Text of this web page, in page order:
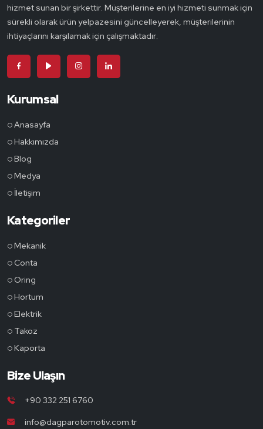
hizmet sunan bir şirkettir. Müşterilerine en iyi hizmeti sunmak için
sürekli olarak ürün yelpazesini güncelleyerek, müşterilerinin
ihtiyaçlarını karşılamak için çalışmaktadır.
Kurumsal
Anasayfa
Hakkımızda
Blog
Medya
İletişim
Kategoriler
Mekanik
Conta
Oring
Hortum
Elektrik
Takoz
Kaporta
Bize Ulaşın
+90 332 251 6760
info@dagparotomotiv.com.tr